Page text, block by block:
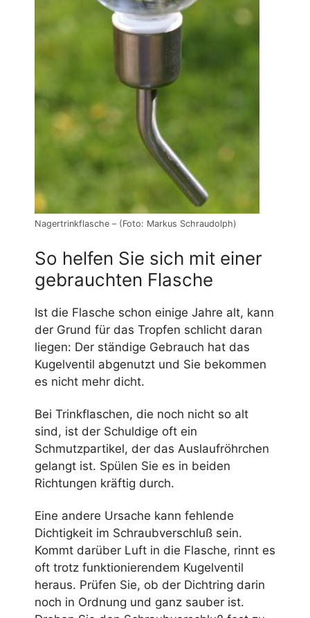
Nagertrinkflasche – (Foto: Markus Schraudolph)
So helfen Sie sich mit einer
gebrauchten Flasche
Ist die Flasche schon einige Jahre alt, kann
der Grund für das Tropfen schlicht daran
liegen: Der ständige Gebrauch hat das
Kugelventil abgenutzt und Sie bekommen
es nicht mehr dicht.
Bei Trinkflaschen, die noch nicht so alt
sind, ist der Schuldige oft ein
Schmutzpartikel, der das Auslaufröhrchen
gelangt ist. Spülen Sie es in beiden
Richtungen kräftig durch.
Eine andere Ursache kann fehlende
Dichtigkeit im Schraubverschluß sein.
Kommt darüber Luft in die Flasche, rinnt es
oft trotz funktionierendem Kugelventil
heraus. Prüfen Sie, ob der Dichtring darin
noch in Ordnung und ganz sauber ist.